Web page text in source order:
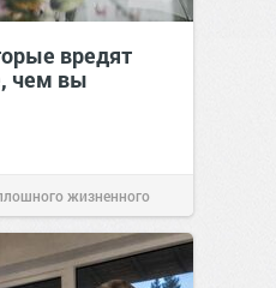
вредят
чем вы
жизненного
2026